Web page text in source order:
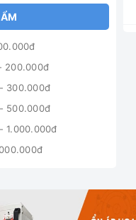
200.000đ
300.000đ
500.000đ
1.000.000đ